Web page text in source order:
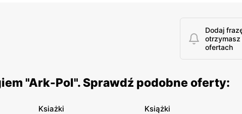
Dodaj
otrzymasz
ofertach
"Ark-Pol". Sprawdź podobne oferty:
Ksiażki Książki